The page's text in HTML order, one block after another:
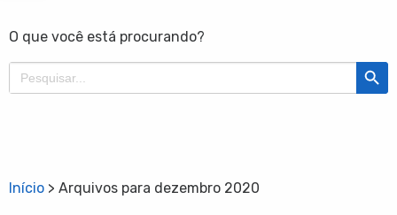
O que você está procurando?
Search
for:
Search
Início > Arquivos para dezembro 2020